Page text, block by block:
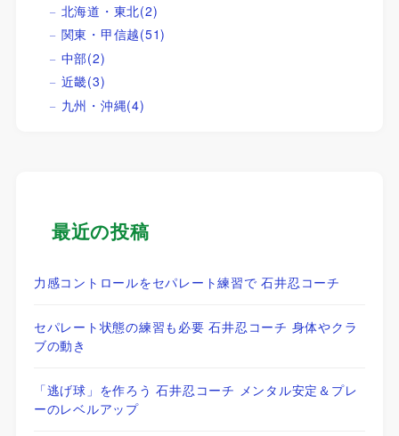
北海道・東北(2)
関東・甲信越(51)
中部(2)
近畿(3)
九州・沖縄(4)
最近の投稿
力感コントロールをセパレート練習で 石井忍コーチ
セパレート状態の練習も必要 石井忍コーチ 身体やクラ
ブの動き
「逃げ球」を作ろう 石井忍コーチ メンタル安定＆プレ
ーのレベルアップ